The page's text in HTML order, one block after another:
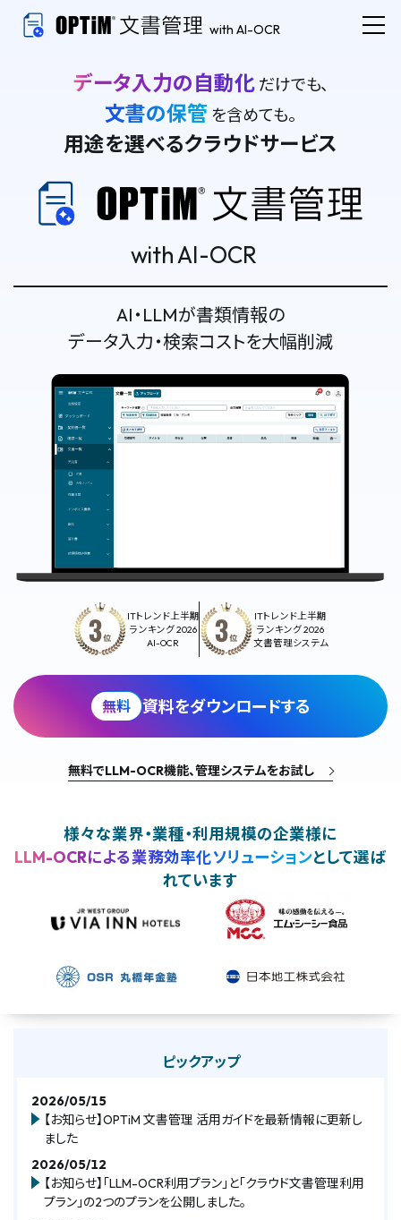
with AI-OCR
データ入力の自動化だけでも、
文書の保管 を含めても。
用途を選べるクラウドサービス
with AI-OCR
AI・LLMが書類情報の
データ入力・検索コストを大幅削減
ITトレンド上半期​
ランキング 2026​
AI-OCR
ITトレンド上半期
​ ランキング 2026​
文書管理システム
無料 資料をダウンロードする
無料でLLM-OCR機能、管理システムをお試し
様々な業界・業種・利用規模の企業様に
LLM-OCRによる業務効率化ソリューションとして選ば
れています
ピックアップ
2026/05/15
【お知らせ】OPTiM 文書管理 活用ガイドを最新情報に更新し
ました
2026/05/12
【お知らせ】「LLM-OCR利用プラン」と「クラウド文書管理利用
プラン」の2つのプランを公開しました。